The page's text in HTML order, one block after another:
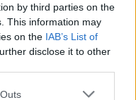
by third parties on the
This information may
on the IAB’s List of
disclose it to other
първи път
вируси